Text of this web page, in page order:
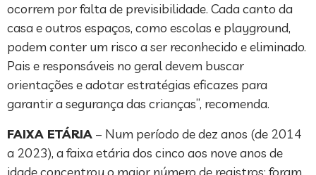
ocorrem por falta de previsibilidade. Cada canto da
casa e outros espaços, como escolas e playground,
podem conter um risco a ser reconhecido e eliminado.
Pais e responsáveis no geral devem buscar
orientações e adotar estratégias eficazes para
garantir a segurança das crianças”, recomenda.
FAIXA ETÁRIA – Num período de dez anos (de 2014
a 2023), a faixa etária dos cinco aos nove anos de